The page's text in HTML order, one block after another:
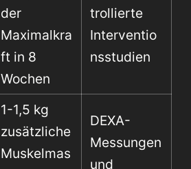
der
Maximalkra
ft in 8
Wochen
trollierte
Interventio
nsstudien
1-1,5 kg
zusätzliche
Muskelmas
DEXA-
Messungen
und